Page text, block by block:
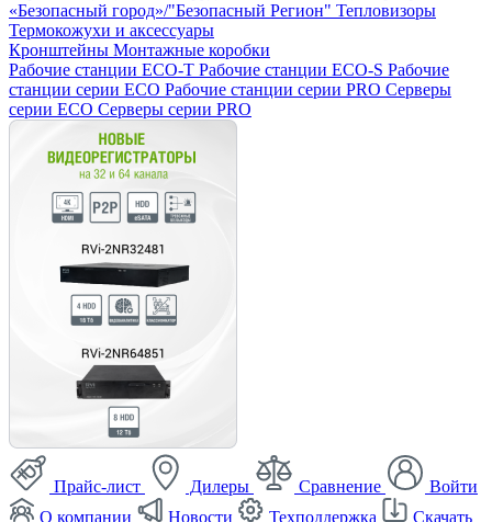
«Безопасный город»/"Безопасный Регион" Тепловизоры
Термокожухи и аксессуары
Кронштейны Монтажные коробки
Рабочие станции ECO-T Рабочие станции ECO-S Рабочие
станции серии ECO Рабочие станции серии PRO Серверы
серии ECO Серверы серии PRO
Прайс-лист Дилеры Сравнение
Войти
О компании
Новости Техподдержка Скачать